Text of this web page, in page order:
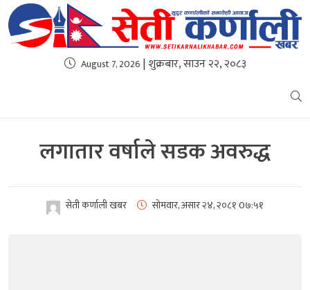
August 7, 2026 | शुक्रबार, साउन २२, २०८३
लगातार वर्षाले सडक अवरुद्ध
सेती कर्णाली खबर सोमवार, असार २४, २०८१0७:५१